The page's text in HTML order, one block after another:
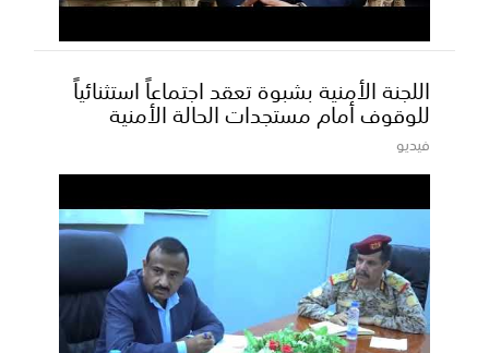
اللجنة الأمنية بشبوة تعقد اجتماعاً استثنائياً
للوقوف أمام مستجدات الحالة الأمنية
فيديو